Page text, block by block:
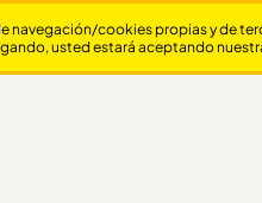
navegación/cookies propias y de
usted estará aceptando